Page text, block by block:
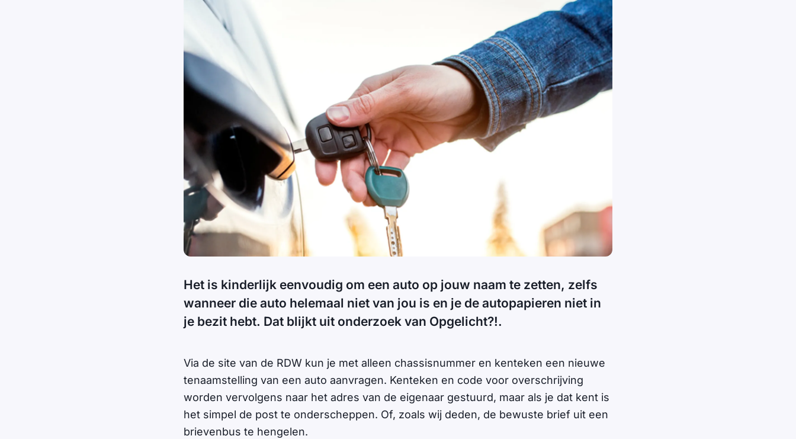
Het is kinderlijk eenvoudig om een auto op jouw naam te zetten, zelfs
wanneer die auto helemaal niet van jou is en je de autopapieren niet in
je bezit hebt. Dat blijkt uit onderzoek van Opgelicht?!.
Via de site van de RDW kun je met alleen chassisnummer en kenteken een nieuwe
tenaamstelling van een auto aanvragen. Kenteken en code voor overschrijving
worden vervolgens naar het adres van de eigenaar gestuurd, maar als je dat kent is
het simpel de post te onderscheppen. Of, zoals wij deden, de bewuste brief uit een
brievenbus te hengelen.